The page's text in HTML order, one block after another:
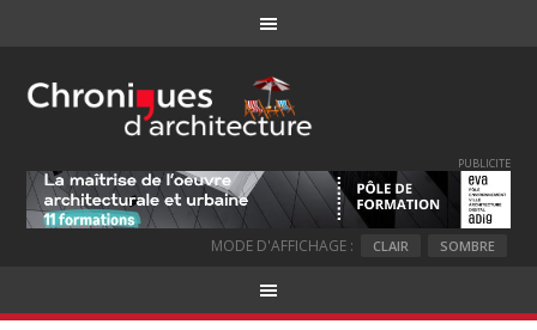
PUBLICITE
MODE D'AFFICHAGE : CLAIR SOMBRE